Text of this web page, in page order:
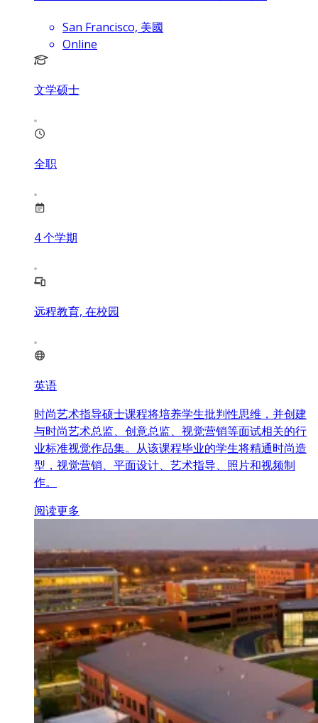
San Francisco, 美國
Online
文学硕士
全职
4个学期
远程教育, 在校园
英语
时尚艺术指导硕士课程将培养学生批判性思维，并创建
与时尚艺术总监、创意总监、视觉营销等面试相关的行
业标准视觉作品集。从该课程毕业的学生将精通时尚造
型，视觉营销、平面设计、艺术指导、照片和视频制
作。
阅读更多